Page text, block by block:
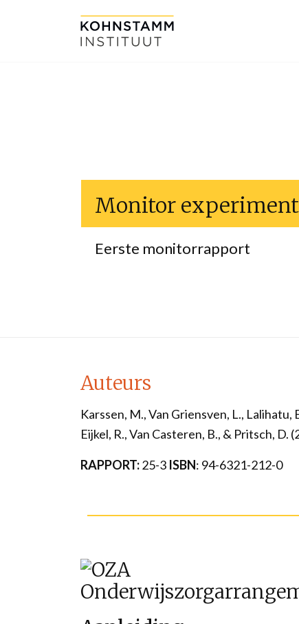
Monitor
Eerste monitorrapport
Auteurs
Karssen, M., Van Griensven, L., Lalihatu,
Eijkel, R., Van Casteren, B., & Pritsch, D.
RAPPORT:25-3 ISBN: 94-6321-212-0